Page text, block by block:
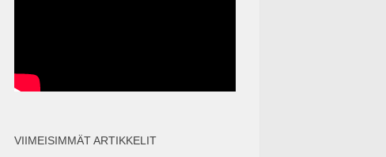
VIIMEISIMMÄT ARTIKKELIT